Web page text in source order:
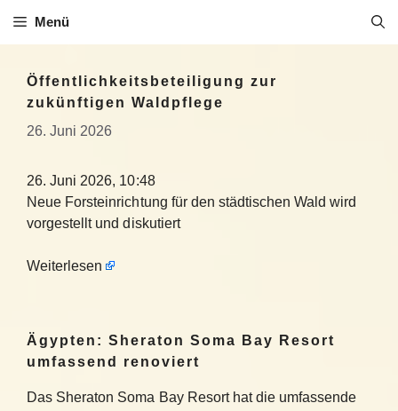
Inhalt
Menü
Öffentlichkeitsbeteiligung zur
zukünftigen Waldpflege
26. Juni 2026
26. Juni 2026, 10:48
Neue Forsteinrichtung für den städtischen Wald wird
vorgestellt und diskutiert
Weiterlesen
Ägypten: Sheraton Soma Bay Resort
umfassend renoviert
Das Sheraton Soma Bay Resort hat die umfassende